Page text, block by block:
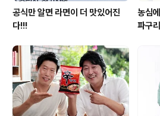
공식만 알면 라면이 더 맛있어진
다!!!
농심
파구